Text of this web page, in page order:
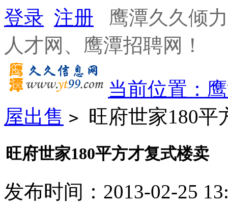
登录 注册
鹰潭久久倾
人才网、鹰潭招聘网！
当前位置：
屋出售 > 旺府世家180平
旺府世家180平方才复式楼卖
发布时间：2013-02-25